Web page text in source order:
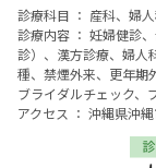
診療科目 ： 産科、婦
診療内容 ： 妊婦健診
診）、漢方診療、婦人
種、禁煙外来、更年期
ブライダルチェック、
アクセス ： 沖縄県沖